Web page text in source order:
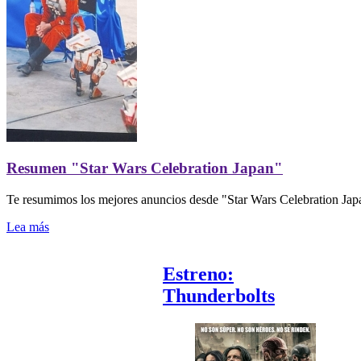
Resumen "Star Wars Celebration Japan"
Te resumimos los mejores anuncios desde "Star Wars Celebration
Lea más
Estreno:
Thunderbolts